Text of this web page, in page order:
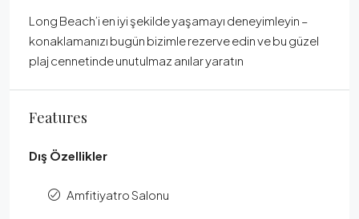
Long Beach’i en iyi şekilde yaşamayı deneyimleyin –
konaklamanızı bugün bizimle rezerve edin ve bu güzel
plaj cennetinde unutulmaz anılar yaratın
Features
Dış Özellikler
Amfitiyatro Salonu